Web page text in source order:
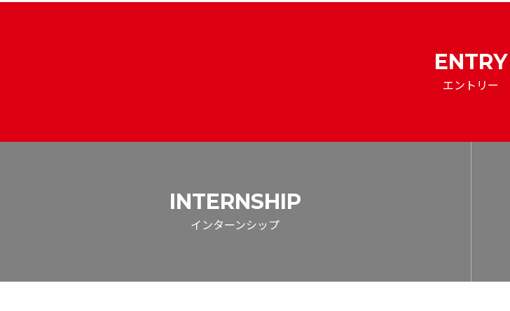
ENTRY
エントリー
INTERNSHIP
インターンシップ